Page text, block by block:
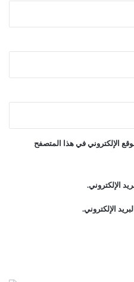
الإلكتروني في هذا المتصفح
الإلكتروني.
الإلكتروني.